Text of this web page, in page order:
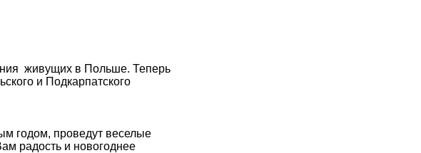
живущих в Польше. Теперь
и Подкарпатского
годом, проведут веселые
радость и новогоднее